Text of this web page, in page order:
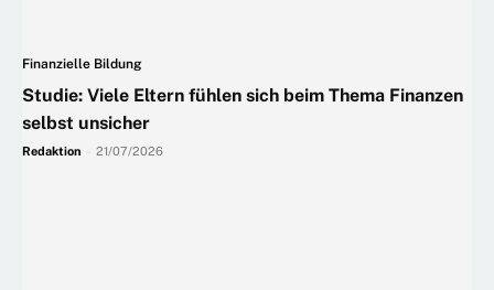
Finanzielle Bildung
Studie: Viele Eltern fühlen sich beim Thema Finanzen
selbst unsicher
Redaktion 21/07/2026